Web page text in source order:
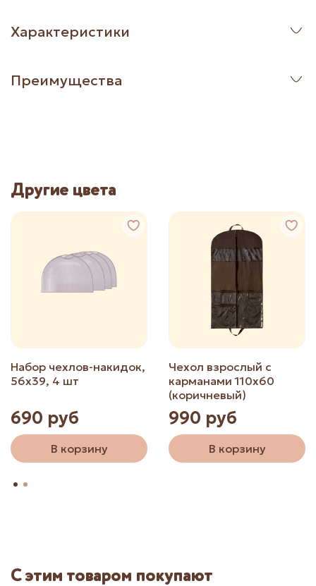
Характеристики
Преимущества
Другие цвета
Набор чехлов-накидок,
56х39, 4 шт
690 руб
В корзину
Чехол взрослый с
карманами 110х60
(коричневый)
990 руб
В корзину
С этим товаром покупают